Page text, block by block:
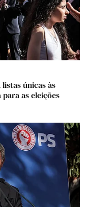
únicas às
as eleições